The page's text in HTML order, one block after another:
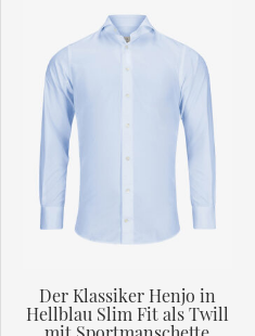
Der Klassiker Henjo in
Hellblau Slim Fit als Twill